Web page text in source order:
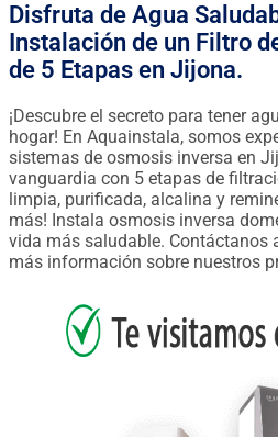
Disfruta de Agua
Instalación de un Filtro
de 5 Etapas en Jijona.
¡Descubre el secreto para tener
hogar! En Aquainstala, somos
sistemas de osmosis inversa en
vanguardia con 5 etapas de
limpia, purificada, alcalina y
más! Instala osmosis inversa
vida más saludable. Contáctanos
más información sobre nuestros